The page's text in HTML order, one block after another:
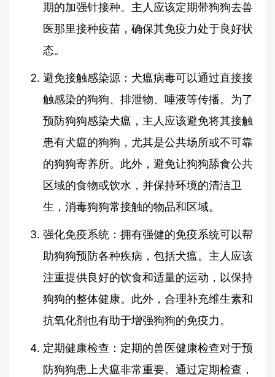
期的加强针接种。主人应该定期带狗狗去兽
医那里接种疫苗，确保其免疫力处于良好状
态。
避免接触感染源：犬瘟病毒可以通过直接接
触感染的狗狗、排泄物、唾液等传播。为了
预防狗狗感染犬瘟，主人应该避免将其接触
患有犬瘟的狗狗，尤其是公共场所或不可靠
的狗狗寄养所。此外，避免让狗狗舔食公共
区域的食物或饮水，并保持环境的清洁卫
生，消毒狗狗常接触的物品和区域。
强化免疫系统：拥有强健的免疫系统可以帮
助狗狗预防各种疾病，包括犬瘟。主人应该
注重提供良好的饮食和适量的运动，以保持
狗狗的整体健康。此外，合理补充维生素和
抗氧化剂也有助于增强狗狗的免疫力。
定期健康检查：定期的兽医健康检查对于预
防狗狗患上犬瘟非常重要。通过定期检查，